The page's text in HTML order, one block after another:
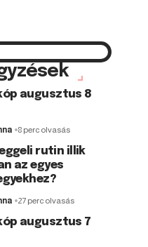
augusztus 8
8 perc olvasás
rutin illik
az egyes
27 perc olvasás
augusztus 7